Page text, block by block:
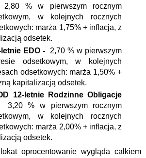
2,80 % w pierwszym rocznym
w kolejnych rocznych
marża 1,75% + inflacja, z
odsetek.
EDO - 2,70 % w pierwszym
odsetkowym, w kolejnych
odsetkowych: marża 1,50% +
kapitalizacją odsetek.
12-letnie Rodzinne Obligacje
% w pierwszym rocznym
w kolejnych rocznych
marża 2,00% + inflacja, z
odsetek.
oprocentowanie wygląda całkiem